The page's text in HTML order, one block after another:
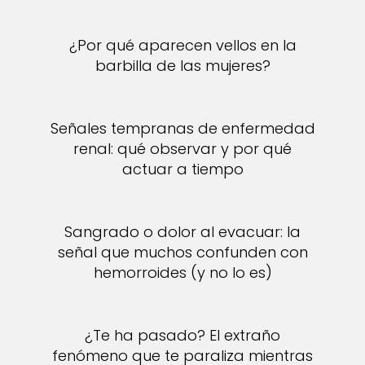
¿Por qué aparecen vellos en la
barbilla de las mujeres?
Señales tempranas de enfermedad
renal: qué observar y por qué
actuar a tiempo
Sangrado o dolor al evacuar: la
señal que muchos confunden con
hemorroides (y no lo es)
¿Te ha pasado? El extraño
fenómeno que te paraliza mientras